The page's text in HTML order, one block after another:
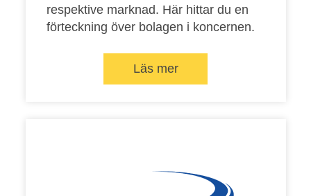
respektive marknad. Här hittar du en
förteckning över bolagen i koncernen.
Läs mer